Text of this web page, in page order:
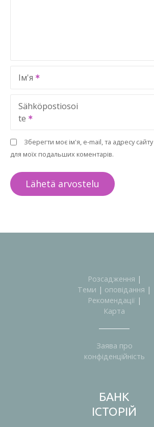
Ім'я
Sähköpostiosoi
te
Зберегти моє ім'я, e-mail, та адресу
для моїх подальших коментарів.
Розсадження |
Теми | оповідання |
Рекомендації|
Карта
Заява про
конфіденційність
БАНК
ІСТОРІЙ